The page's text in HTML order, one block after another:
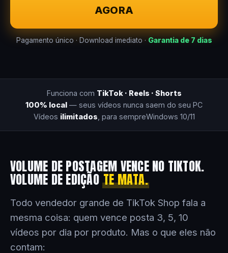
AGORA
Pagamento único · Download imediato · Garantia de 7 dias
Funciona com TikTok · Reels · Shorts
100% local — seus vídeos nunca saem do seu PC
Vídeos ilimitados , para sempreWindows 10/11
VOLUME DE POSTAGEM VENCE NO TIKTOK.
VOLUME DE EDIÇÃOTE MATA.
Todo vendedor grande de TikTok Shop fala a
mesma coisa: quem vence posta 3, 5, 10
vídeos por dia por produto. Mas o que eles não
contam: